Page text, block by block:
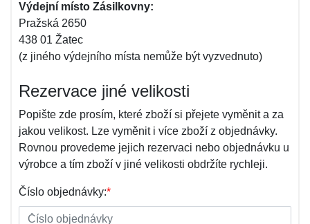
Výdejní místo Zásilkovny:
Pražská 2650
438 01 Žatec
(z jiného výdejního místa nemůže být vyzvednuto)
Rezervace jiné velikosti
Popište zde prosím, které zboží si přejete vyměnit a za
jakou velikost. Lze vyměnit i více zboží z objednávky.
Rovnou provedeme jejich rezervaci nebo objednávku u
výrobce a tím zboží v jiné velikosti obdržíte rychleji.
Číslo objednávky:*